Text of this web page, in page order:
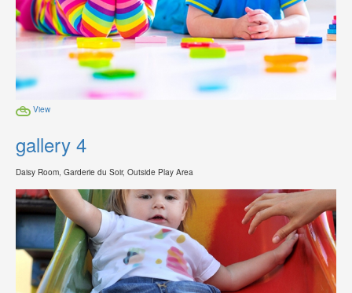
View
gallery 4
Daisy Room, Garderie du Soir, Outside Play Area